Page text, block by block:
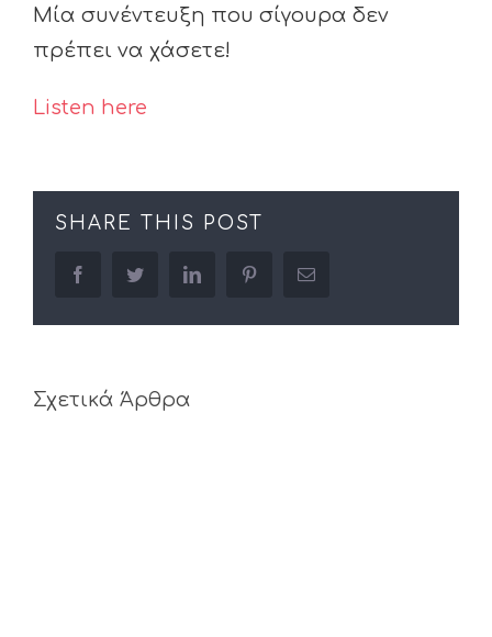
Μία συνέντευξη που σίγουρα δεν
πρέπει να χάσετε!
Listen here
SHARE THIS POST
facebooktwitter linkedin pinterestEmail
Σχετικά Άρθρα